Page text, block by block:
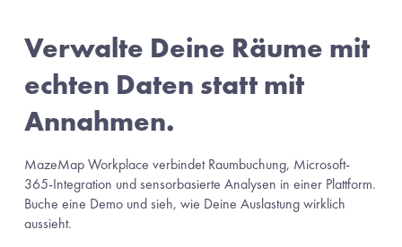
Verwalte Deine Räume mit
echten Daten statt mit
Annahmen.
MazeMap Workplace verbindet Raumbuchung, Microsoft-
365-Integration und sensorbasierte Analysen in einer Plattform.
Buche eine Demo und sieh, wie Deine Auslastung wirklich
aussieht.